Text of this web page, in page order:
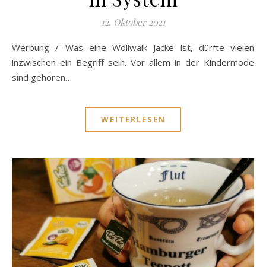
12. Oktober 2021
Werbung / Was eine Wollwalk Jacke ist, dürfte vielen
inzwischen ein Begriff sein. Vor allem in der Kindermode
sind gehören…
WEITERLESEN